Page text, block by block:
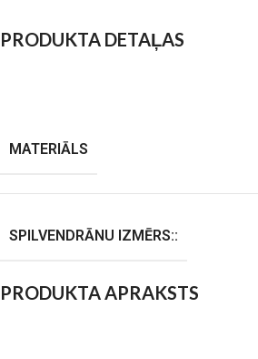
PRODUKTA DETAĻAS
MATERIĀLS
SPILVENDRĀNU IZMĒRS::
PRODUKTA APRAKSTS